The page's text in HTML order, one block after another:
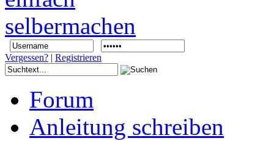
Vergessen? | Registrieren
Forum
Anleitung schreiben